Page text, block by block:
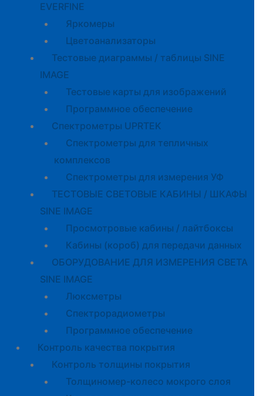
EVERFINE
Яркомеры
Цветоанализаторы
Тестовые диаграммы / таблицы SINE
IMAGE
Тестовые карты для изображений
Программное обеспечение
Спектрометры UPRTEK
Спектрометры для тепличных
комплексов
Спектрометры для измерения УФ
ТЕСТОВЫЕ СВЕТОВЫЕ КАБИНЫ / ШКАФЫ
SINE IMAGE
Просмотровые кабины / лайтбоксы
Кабины (короб) для передачи данных
ОБОРУДОВАНИЕ ДЛЯ ИЗМЕРЕНИЯ СВЕТА
SINE IMAGE
Люксметры
Спектрорадиометры
Программное обеспечение
Контроль качества покрытия
Контроль толщины покрытия
Толщиномер-колесо мокрого слоя